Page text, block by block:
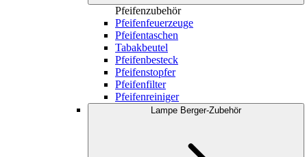
Pfeifenzubehör
Pfeifenfeuerzeuge
Pfeifentaschen
Tabakbeutel
Pfeifenbesteck
Pfeifenstopfer
Pfeifenfilter
Pfeifenreiniger
Lampe Berger-Zubehör